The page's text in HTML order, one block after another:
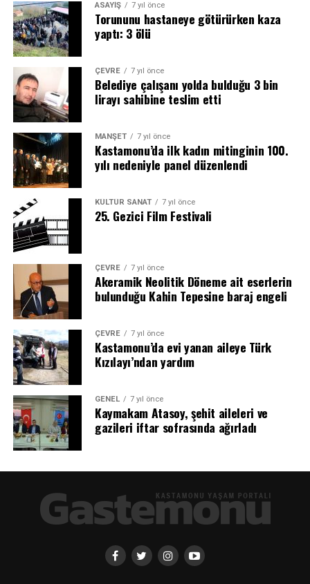
ASAYİŞ 7 yıl önce
Torununu hastaneye götürürken kaza
yaptı: 3 ölü
ÇEVRE 7 yıl önce
Belediye çalışanı yolda bulduğu 3 bin
lirayı sahibine teslim etti
MANŞET 7 yıl önce
Kastamonu’da ilk kadın mitinginin 100.
yılı nedeniyle panel düzenlendi
KÜLTÜR SANAT 7 yıl önce
25. Gezici Film Festivali
ÇEVRE 7 yıl önce
Akeramik Neolitik Döneme ait eserlerin
bulunduğu Kahin Tepesine baraj engeli
ÇEVRE 7 yıl önce
Kastamonu’da evi yanan aileye Türk
Kızılayı’ndan yardım
GENEL 7 yıl önce
Kaymakam Atasoy, şehit aileleri ve
gazileri iftar sofrasında ağırladı